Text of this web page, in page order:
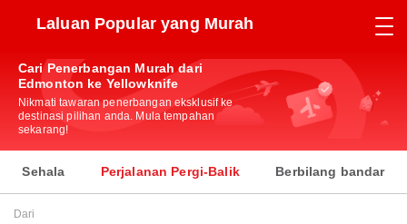
Laluan Popular yang Murah
Cari Penerbangan Murah dari
Edmonton ke Yellowknife
Nikmati tawaran penerbangan eksklusif ke
destinasi pilihan anda. Mula tempahan
sekarang!
Sehala Perjalanan Pergi-Balik Berbilang bandar
Dari